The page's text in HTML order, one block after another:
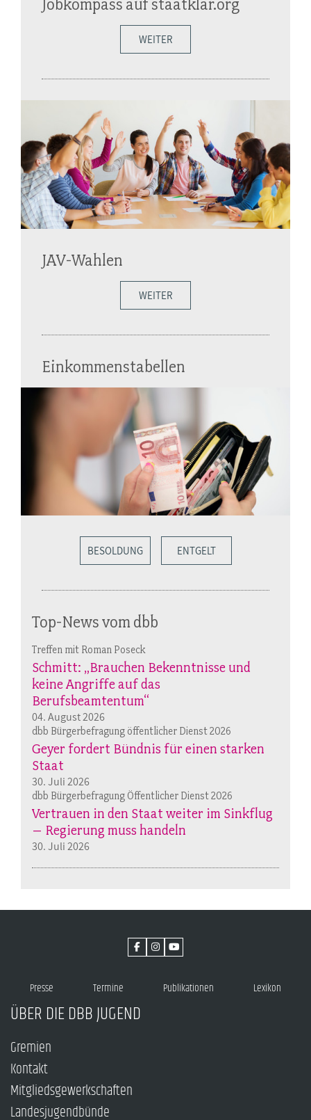
Jobkompass auf staatklar.org
WEITER
JAV-Wahlen
WEITER
Einkommenstabellen
BESOLDUNG ENTGELT
Top-News vom dbb
Treffen mit Roman Poseck
Schmitt: „Brauchen Bekenntnisse und
keine Angriffe auf das
Berufsbeamtentum“
04. August 2026
dbb Bürgerbefragung öffentlicher Dienst 2026
Geyer fordert Bündnis für einen starken
Staat
30. Juli 2026
dbb Bürgerbefragung Öffentlicher Dienst 2026
Vertrauen in den Staat weiter im Sinkflug
– Regierung muss handeln
30. Juli 2026
Presse Termine Publikationen Lexikon
ÜBER DIE DBB JUGEND
Gremien
Kontakt
Mitgliedsgewerkschaften
Landesjugendbünde